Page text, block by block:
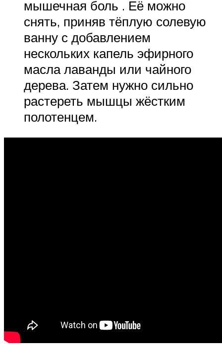
мышечная боль . Её можно
снять, приняв тёплую солевую
ванну с добавлением
нескольких капель эфирного
масла лаванды или чайного
дерева. Затем нужно сильно
растереть мышцы жёстким
полотенцем.